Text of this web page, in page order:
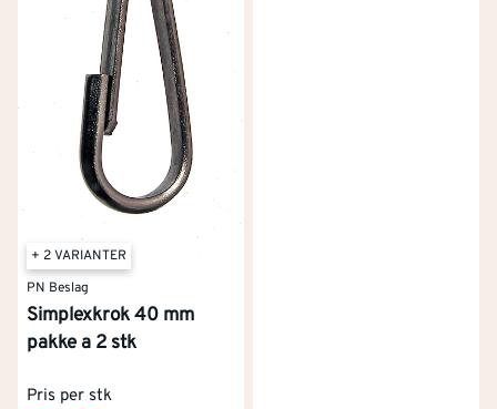
+ 2 VARIANTER
PN Beslag
Simplexkrok 40 mm
pakke a 2 stk
Pris per stk